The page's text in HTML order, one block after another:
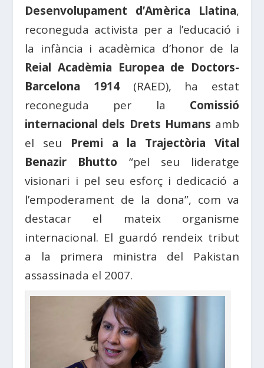
Desenvolupament d’Amèrica Llatina,
reconeguda activista per a l’educació i
la infància i acadèmica d’honor de la
Reial Acadèmia Europea de Doctors-
Barcelona 1914(RAED), ha estat
reconeguda per la Comissió
internacional dels Drets Humans amb
el seu Premi a la Trajectòria Vital
Benazir Bhutto “pel seu lideratge
visionari i pel seu esforç i dedicació a
l’empoderament de la dona”, com va
destacar el mateix organisme
internacional. El guardó rendeix tribut
a la primera ministra del Pakistan
assassinada el 2007.